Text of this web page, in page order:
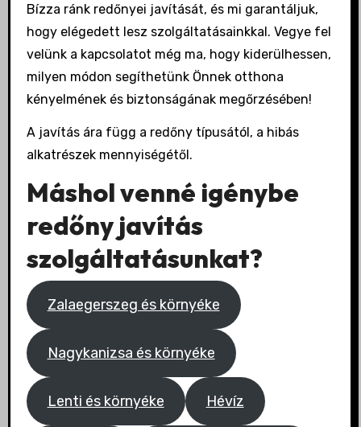
Bízza ránk redőnyei javítását, és mi garantáljuk,
hogy elégedett lesz szolgáltatásainkkal. Vegye fel
velünk a kapcsolatot még ma, hogy kiderülhessen,
milyen módon segíthetünk Önnek otthona
kényelmének és biztonságának megőrzésében!
A javítás ára függ a redőny típusától, a hibás
alkatrészek mennyiségétől.
Máshol venné igénybe
redőny javítás
szolgáltatásunkat?
Zalaegerszeg és környéke
Nagykanizsa és környéke
Lenti és környéke Hévíz